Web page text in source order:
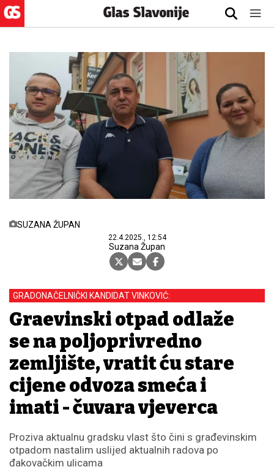
SUZANA ŽUPAN
22.4.2025., 12:54
Suzana Župan
GRADONAČELNIČKI KANDIDAT VINKOVIĆ:
Građevinski otpad odlaže
se na poljoprivredno
zemljište, vratit ću stare
cijene odvoza smeća i
imati - čuvara vjeverca
Proziva aktualnu gradsku vlast što čini s građevinskim
otpadom nastalim uslijed aktualnih radova po
đakovačkim ulicama